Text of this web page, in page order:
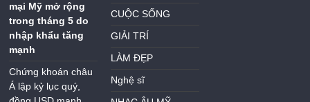
mại Mỹ mở rộng
trong tháng 5 do
nhập khẩu tăng
mạnh
Chứng khoán châu
Á lập kỷ lục quý,
CUỘC SỐNG
GIẢI TRÍ
LÀM ĐẸP
Nghệ sĩ